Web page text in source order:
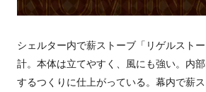
シェルター内で薪ストーブ「リゲルスト
計。本体は立てやすく、風にも強い。内
するつくりに仕上がっている。幕内で薪